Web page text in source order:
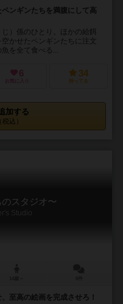
ンギンたちを満腹にして高
）係のひとり。ほかの給餌
かせたペンギンたちに注文
を全て食べる...
6
お気に入り
34
持ってる
加する
込）
スタジオ〜
Studio
至高の絵画を完成させろ！